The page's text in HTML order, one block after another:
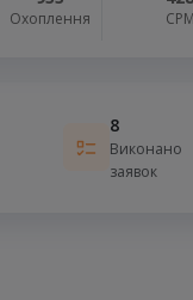
Охоплення СРМ
8
Виконано
заявок